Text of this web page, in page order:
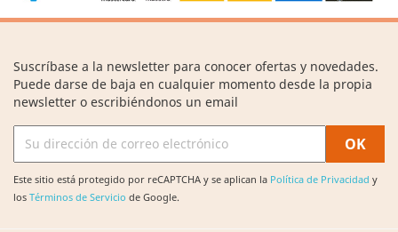
Suscríbase a la newsletter para conocer ofertas y novedades.
Puede darse de baja en cualquier momento desde la propia
newsletter o escribiéndonos un email
Este sitio está protegido por reCAPTCHA y se aplican la Política de Privacidad y
los Términos de Servicio de Google.